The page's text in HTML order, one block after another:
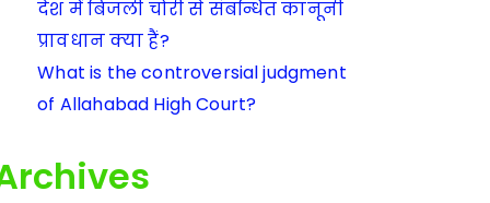
देश में बिजली चोरी से संबन्धित कानूनी
प्रावधान क्या हैं?
What is the controversial judgment
of Allahabad High Court?